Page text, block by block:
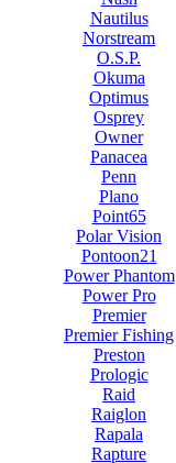
Nautilus
Norstream
O.S.P.
Okuma
Optimus
Osprey
Owner
Panacea
Penn
Plano
Point65
Polar Vision
Pontoon21
Power Phantom
Power Pro
Premier
Premier Fishing
Preston
Prologic
Raid
Raiglon
Rapala
Rapture